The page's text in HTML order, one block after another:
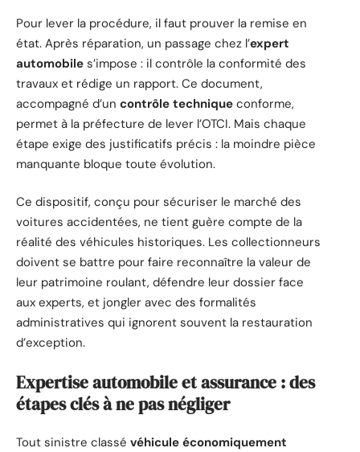
Pour lever la procédure, il faut prouver la remise en
état. Après réparation, un passage chez l’expert
automobile s’impose : il contrôle la conformité des
travaux et rédige un rapport. Ce document,
accompagné d’un contrôle technique conforme,
permet à la préfecture de lever l’OTCI. Mais chaque
étape exige des justificatifs précis : la moindre pièce
manquante bloque toute évolution.
Ce dispositif, conçu pour sécuriser le marché des
voitures accidentées, ne tient guère compte de la
réalité des véhicules historiques. Les collectionneurs
doivent se battre pour faire reconnaître la valeur de
leur patrimoine roulant, défendre leur dossier face
aux experts, et jongler avec des formalités
administratives qui ignorent souvent la restauration
d’exception.
Expertise automobile et assurance : des
étapes clés à ne pas négliger
Tout sinistre classé véhicule économiquement